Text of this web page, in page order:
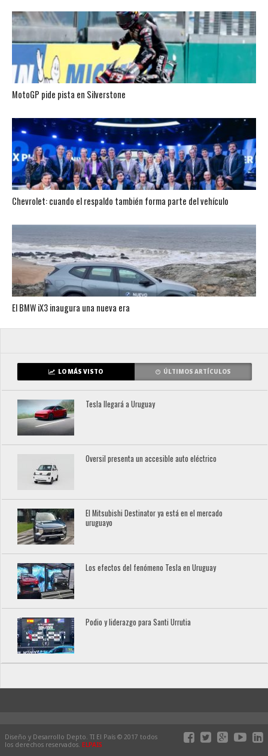
MotoGP pide pista en Silverstone
Chevrolet: cuando el respaldo también forma parte del vehículo
El BMW iX3 inaugura una nueva era
LO MÁS VISTO ÚLTIMOS ARTÍCULOS
Tesla llegará a Uruguay
Oversil presenta un accesible auto eléctrico
El Mitsubishi Destinator ya está en el mercado
uruguayo
Los efectos del fenómeno Tesla en Uruguay
Podio y liderazgo para Santi Urrutia
Diseño y Desarrollo Depto. TI El País © 2017 todos
los derechos reservados. ELPAIS